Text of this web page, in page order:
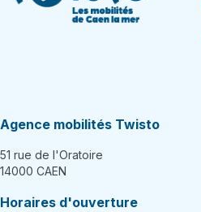
Agence mobilités Twisto
51 rue de l'Oratoire
14000 CAEN
Horaires d'ouverture